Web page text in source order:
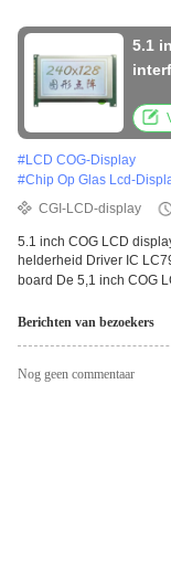
5.1
#LCD COG-Display
#Chip Op Glas Lcd-
CGI-LCD-display
5.1 inch COG LCD
helderheid Driver IC
board De 5,1 inch COG
Berichten van bezoekers
Nog geen commentaar